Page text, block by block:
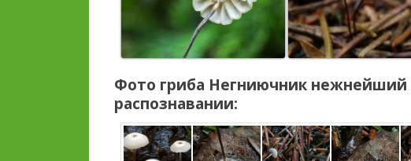
Фото гриба Негниючник нежнейший
распознавании: